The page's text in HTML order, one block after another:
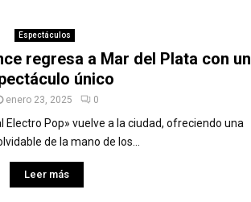
Espectáculos
regresa a Mar del Plata con un
único
enero 23, 2025 0
Electro Pop» vuelve a la ciudad, ofreciendo una
de la mano de los...
Leer más